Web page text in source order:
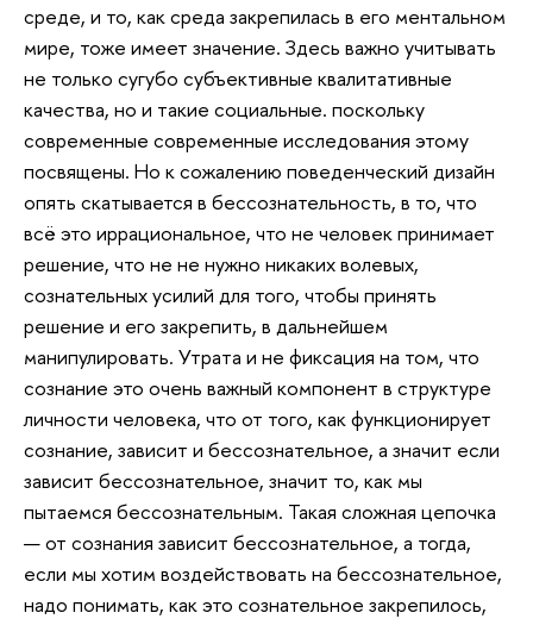
среде, и то, как среда закрепилась в его ментальном
мире, тоже имеет значение. Здесь важно учитывать
не только сугубо субъективные квалитативные
качества, но и такие социальные. поскольку
современные современные исследования этому
посвящены. Но к сожалению поведенческий дизайн
опять скатывается в бессознательность, в то, что
всё это иррациональное, что не человек принимает
решение, что не не нужно никаких волевых,
сознательных усилий для того, чтобы принять
решение и его закрепить, в дальнейшем
манипулировать. Утрата и не фиксация на том, что
сознание это очень важный компонент в структуре
личности человека, что от того, как функционирует
сознание, зависит и бессознательное, а значит если
зависит бессознательное, значит то, как мы
пытаемся бессознательным. Такая сложная цепочка
— от сознания зависит бессознательное, а тогда,
если мы хотим воздействовать на бессознательное,
надо понимать, как это сознательное закрепилось,